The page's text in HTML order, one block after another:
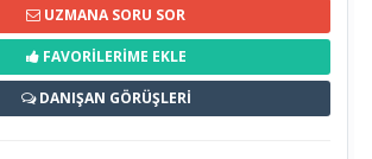
UZMANA SORU SOR
FAVORİLERİME EKLE
DANIŞAN GÖRÜŞLERİ